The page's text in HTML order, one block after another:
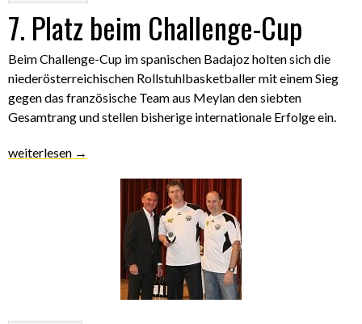
7. Platz beim Challenge-Cup
Beim Challenge-Cup im spanischen Badajoz holten sich die
niederösterreichischen Rollstuhlbasketballer mit einem Sieg
gegen das französische Team aus Meylan den siebten
Gesamtrang und stellen bisherige internationale Erfolge ein.
„7.
weiterlesen →